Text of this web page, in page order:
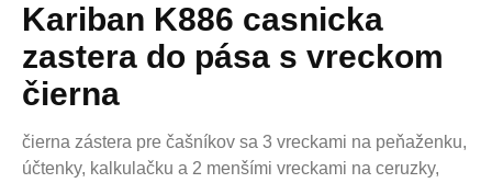
Kariban K886 casnicka
zastera do pása s vreckom
čierna
čierna zástera pre čašníkov sa 3 vreckami na peňaženku,
účtenky, kalkulačku a 2 menšími vreckami na ceruzky,